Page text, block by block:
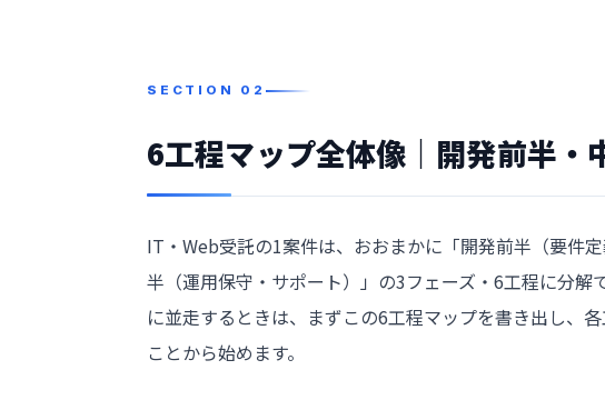
6工程マップ全体像｜開発前半・
IT・Web受託の1案件は、おおまかに「開発前半（要件
半（運用保守・サポート）」の3フェーズ・6工程に分
に並走するときは、まずこの6工程マップを書き出し、
ことから始めます。